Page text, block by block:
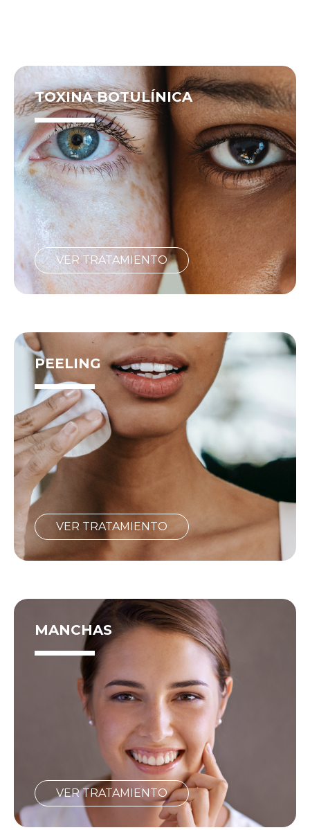
TOXINA BOTULÍNICA
VER TRATAMIENTO
PEELING
VER TRATAMIENTO
MANCHAS
VER TRATAMIENTO